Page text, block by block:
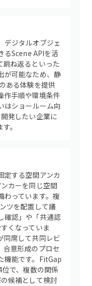
デジタルオブジェ
るScene APIを活
跳ね返るといった
が可能なため、静
ある体験を提供
作手順や環境条件
はショールーム向
発したい企業に
。
定する空間アンカ
カーを同じ空間
わっています。複
ツを配置して議
確認」や「共通認
くなっていま
同席して共同レビ
合意形成のプロセ
機能です。FitGap
で、複数の関係
候補として検討